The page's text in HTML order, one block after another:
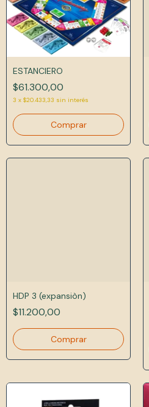
ESTANCIERO
$61.300,00
3 x $20.433,33 sin interés
HDP 3 (expansiòn)
$11.200,00